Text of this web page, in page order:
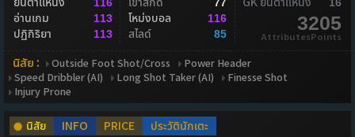
116
อ่านเกม 113
ปฏิกิริยา 113
77
โหม่งบอล 116
สไลด์ 85
16
3205
AttributesPoints
นิสัย : Outside Foot Shot/Cross
Power Header
Speed Dribbler (AI)
Long Shot Taker (AI)
Finesse Shot
Injury Prone
นิสัย INFO PRICE
ประวัตินักเตะ